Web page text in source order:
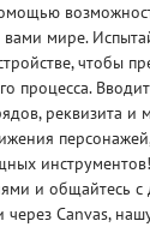
мире.
чтобы
процесса.
реквизита и
и общайтесь
Canvas,